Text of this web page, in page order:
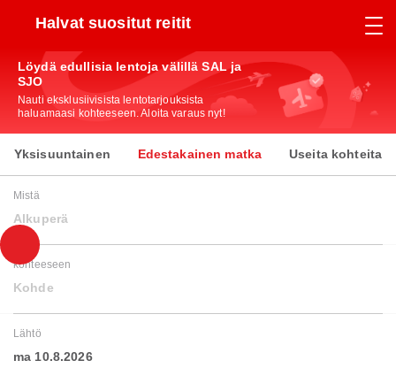
Halvat suositut reitit
Löydä edullisia lentoja välillä SAL ja
SJO
Nauti eksklusiivisista lentotarjouksista
haluamaasi kohteeseen. Aloita varaus nyt!
Yksisuuntainen Edestakainen matka Useita kohteita
Mistä
Alkuperä
kohteeseen
Kohde
Lähtö
ma 10.8.2026